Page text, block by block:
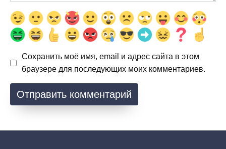
Сохранить моё имя, email и адрес сайта в этом
браузере для последующих моих комментариев.